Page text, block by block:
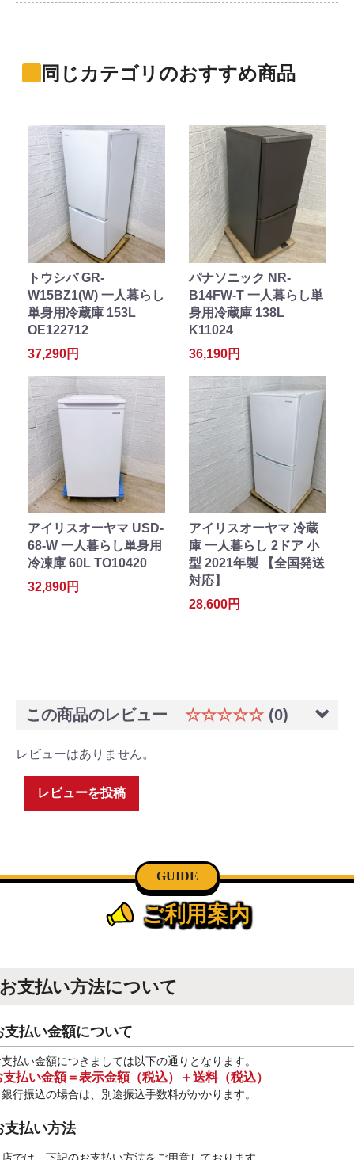
同じカテゴリのおすすめ商品
トウシバ GR-
W15BZ1(W) 一人暮らし
単身用冷蔵庫 153L
OE122712
37,290円
パナソニック NR-
B14FW-T 一人暮らし単
身用冷蔵庫 138L
K11024
36,190円
アイリスオーヤマ USD-
68-W 一人暮らし単身用
冷凍庫 60L TO10420
32,890円
アイリスオーヤマ 冷蔵
庫 一人暮らし 2ドア 小
型 2021年製 【全国発送
対応】
28,600円
この商品のレビュー ☆☆☆☆☆ (0)
レビューはありません。
レビューを投稿
GUIDE
ご利用案内
お支払い方法について
支払い金額について
払い金額につきましては以下の通りとなります。
支払い金額＝表示金額（税込）＋送料（税込）
行振込の場合は、別途振込手数料がかかります。
支払い方法